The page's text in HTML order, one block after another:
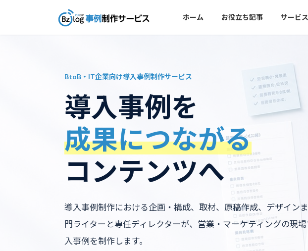
ホーム お役立ち記事 サービス
BtoB・IT企業向け導入事例制作サービス
導入事例を
成果につながる
コンテンツへ
導入事例制作における企画・構成、取材、原稿作成、デザイン
門ライターと専任ディレクターが、営業・マーケティングの現
入事例を制作します。